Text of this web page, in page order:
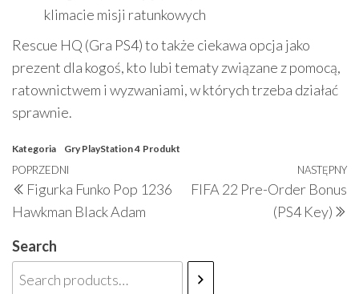
klimacie misji ratunkowych
Rescue HQ (Gra PS4) to także ciekawa opcja jako
prezent dla kogoś, kto lubi tematy związane z pomocą,
ratownictwem i wyzwaniami, w których trzeba działać
sprawnie.
Kategoria Gry PlayStation 4 Produkt
Nawigacja
wpisu
Poprzedni
wpis
POPRZEDNI
Figurka Funko Pop 1236
Hawkman Black Adam
NASTĘPNY
FIFA 22 Pre-Order Bonus
(PS4 Key)
Search